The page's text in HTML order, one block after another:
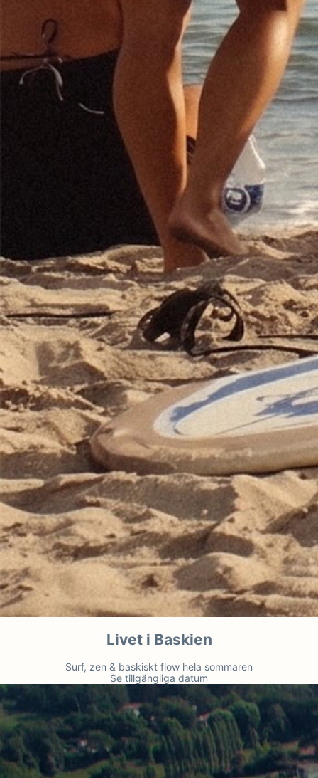
Livet i Baskien
Surf, zen & baskiskt flow hela sommaren
Se tillgängliga datum